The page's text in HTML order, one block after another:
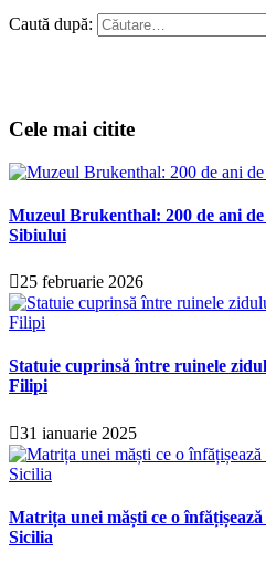
Caută după:
Cele mai citite
Muzeul Brukenthal: 200 de ani
Sibiului
25 februarie 2026
Statuie cuprinsă între ruinele
Filipi
31 ianuarie 2025
Matrița unei măști ce o
Sicilia